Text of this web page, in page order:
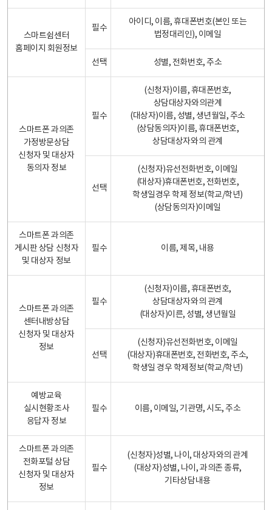
스마트쉼센터
홈페이지 회원정보
필수
아이디, 이름, 휴대폰번호(본인 또는
법정대리인), 이메일
선택 성별, 전화번호, 주소
스마트폰 과의존
가정방문상담
신청자 및 대상자
동의자 정보
필수
(신청자)이름, 휴대폰번호,
상담대상자와의관계
(대상자)이름, 성별, 생년월일, 주소
(상담동의자)이름, 휴대폰번호,
상담대상자와의 관계
선택
(신청자)유선전화번호, 이메일
(대상자)휴대폰번호, 전화번호,
학생일경우 학제 정보(학교/학년)
(상담동의자)이메일
스마트폰 과의존
게시판 상담 신청자
및 대상자 정보
필수 이름, 제목, 내용
스마트폰 과의존
센터내방상담
신청자 및 대상자
정보
필수
(신청자)이름, 휴대폰번호,
상담대상자와의 관계
(대상자)이른, 성별, 생년월일
선택
(신청자)유선전화번호, 이메일
(대상자)휴대폰번호, 전화번호, 주소,
학생일 경우 학제정보(학교/학년)
예방교육
실시현황조사
응답자 정보
필수 이름, 이메일, 기관명, 시도, 주소
스마트폰 과의존
전화포털 상담
신청자 및 대상자
정보
필수
(신청자)성별, 나이, 대상자와의 관계
(대상자)성별, 나이, 과의존 종류,
기타상담내용